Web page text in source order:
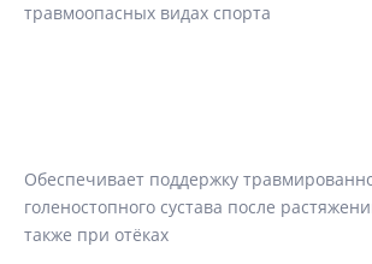
травмоопасных видах спорта
Обеспечивает поддержку
голеностопного сустава после
также при отёках